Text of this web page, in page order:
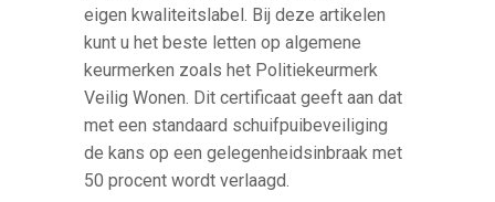
eigen kwaliteitslabel. Bij deze artikelen
kunt u het beste letten op algemene
keurmerken zoals het Politiekeurmerk
Veilig Wonen. Dit certificaat geeft aan dat
met een standaard schuifpuibeveiliging
de kans op een gelegenheidsinbraak met
50 procent wordt verlaagd.